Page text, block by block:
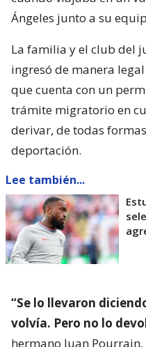
Ángeles junto a su
La familia y el club del
ingresó de manera
que cuenta con un
trámite migratorio en
derivar, de todas
deportación.
Lee también...
“Se lo llevaron
volvía. Pero no lo
hermano Juan